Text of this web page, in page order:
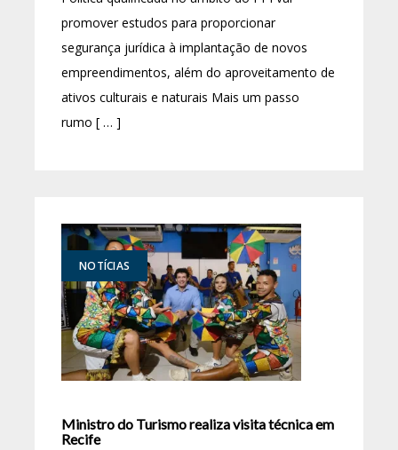
promover estudos para proporcionar
segurança jurídica à implantação de novos
empreendimentos, além do aproveitamento de
ativos culturais e naturais Mais um passo
rumo [ … ]
NOTÍCIAS
Ministro do Turismo realiza visita técnica em
Recife